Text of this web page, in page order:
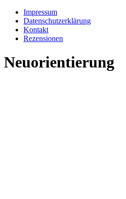
Impressum
Datenschutzerklärung
Kontakt
Rezensionen
Neuorientierung